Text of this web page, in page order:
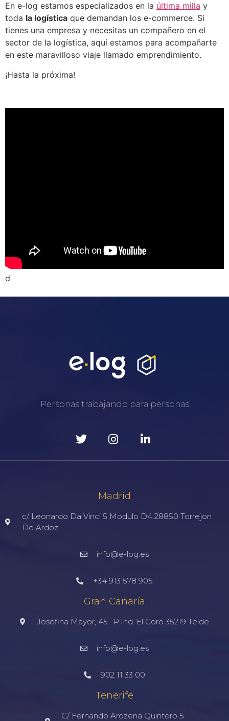
En e-log estamos especializados en la última milla y
toda la logística que demandan los e-commerce. Si
tienes una empresa y necesitas un compañero en el
sector de la logística, aquí estamos para acompañarte
en este maravilloso viaje llamado emprendimiento.
¡Hasta la próxima!
d
Personas trabajando para personas
Madrid
c/ Leonardo Da Vinci 5 Modulo D4 28850 Torrejon
De Ardoz
info@e-log.es
+34 913 578 905
Gran Canaría
Josefina Mayor, 45 . P.Ind. El Goro 35219 Telde
info@e-log.es
902 11 33 00
Tenerife
C/ Fernando Arozena Quintero 5